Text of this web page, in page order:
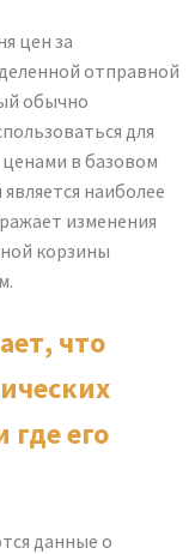
цен за
отправной
обычно
для
в базовом
наиболее
изменения
корзины
что
где его
данные о